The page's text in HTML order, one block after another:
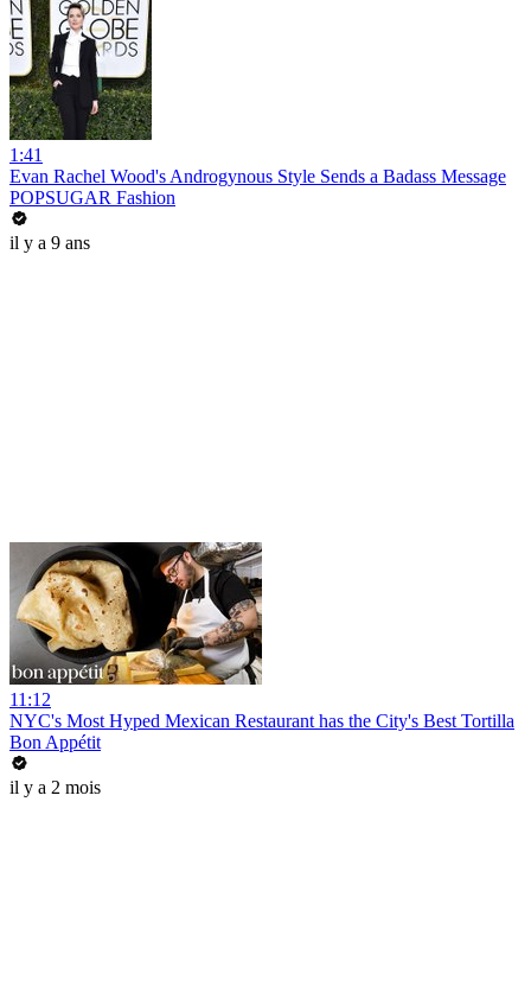
1:41
Evan Rachel Wood's Androgynous Style Sends a Badass Message
POPSUGAR Fashion
il y a 9 ans
11:12
NYC's Most Hyped Mexican Restaurant has the City's Best Tortilla
Bon Appétit
il y a 2 mois